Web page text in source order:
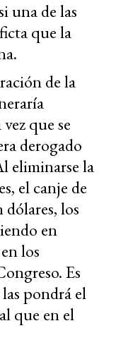
una de las
que la
de la
que se
derogado
eliminarse la
el canje de
dólares, los
en
los
Es
pondrá el
que en el